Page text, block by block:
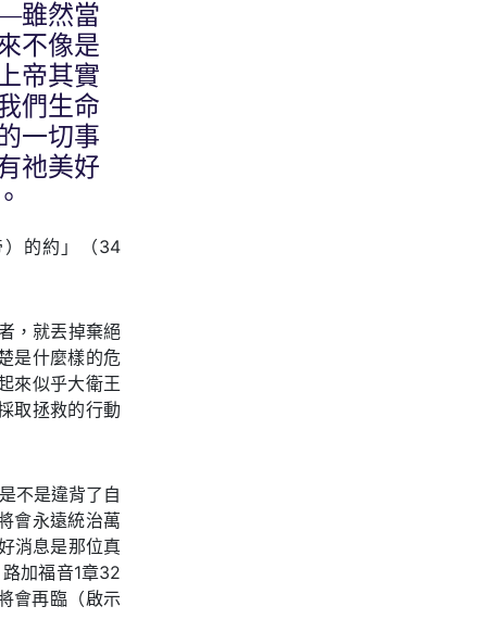
雖然當
不像是
帝其實
們生命
一切事
祂美好
的約」（34
，就丟掉棄絕
是什麼樣的危
來似乎大衛王
取拯救的行動
不是違背了自
會永遠統治萬
消息是那位真
加福音1章32
會再臨（啟示